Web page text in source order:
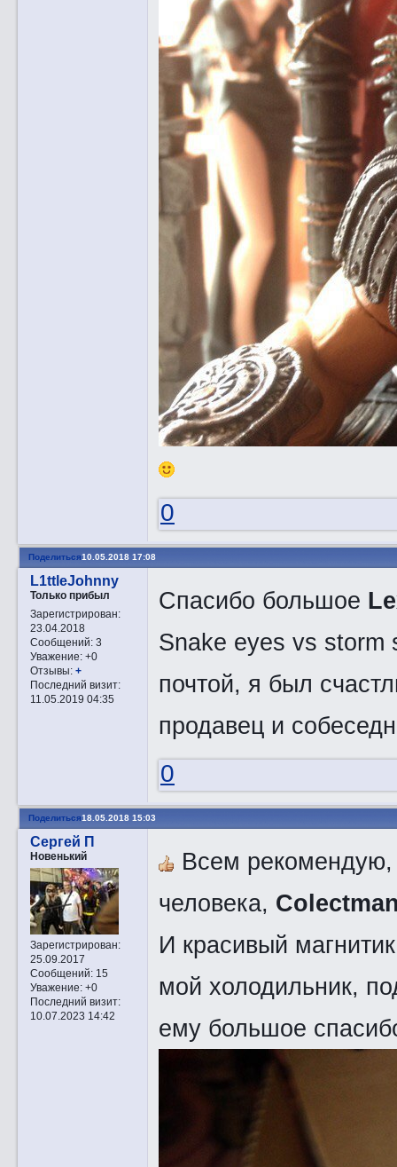
0
Поделиться10.05.2018 17:08
L1ttleJohnny
Только прибыл
Зарегистрирован:
23.04.2018
Сообщений:3
Уважение: +0
Отзывы: +
Последний визит:
11.05.2019 04:35
Спасибо большое
Snake eyes vs storm
почтой, я был
продавец и
0
Поделиться18.05.2018 15:03
Сергей П
Новенький
Зарегистрирован:
25.09.2017
Сообщений:15
Уважение: +0
Последний визит:
10.07.2023 14:42
Всем рекомендую,
человека,
И красивый
мой холодильник,
ему большое